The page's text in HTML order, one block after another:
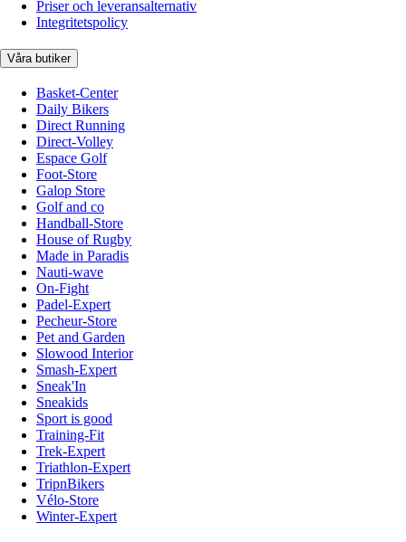
Priser och leveransalternativ
Integritetspolicy
Våra butiker
Basket-Center
Daily Bikers
Direct Running
Direct-Volley
Espace Golf
Foot-Store
Galop Store
Golf and co
Handball-Store
House of Rugby
Made in Paradis
Nauti-wave
On-Fight
Padel-Expert
Pecheur-Store
Pet and Garden
Slowood Interior
Smash-Expert
Sneak'In
Sneakids
Sport is good
Training-Fit
Trek-Expert
Triathlon-Expert
TripnBikers
Vélo-Store
Winter-Expert